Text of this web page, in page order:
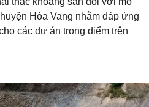
Hòa Vang nhằm đáp ứng
các dự án trọng điểm trên